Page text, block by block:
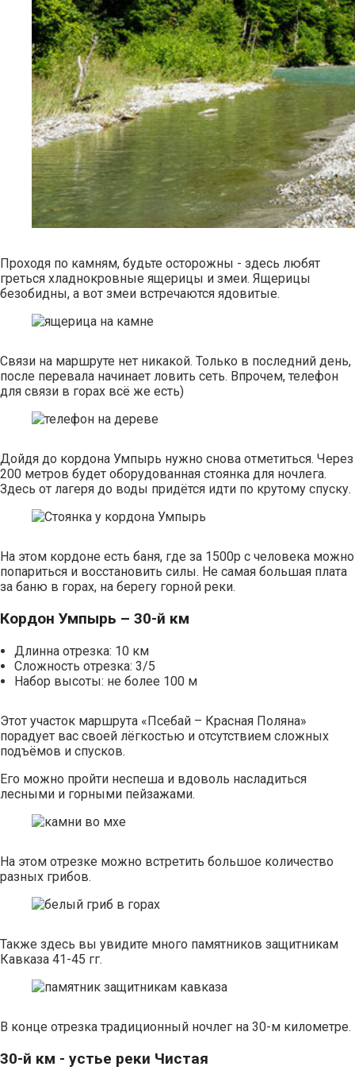
Проходя по камням, будьте осторожны - здесь любят
греться хладнокровные ящерицы и змеи. Ящерицы
безобидны, а вот змеи встречаются ядовитые.
Связи на маршруте нет никакой. Только в последний день,
после перевала начинает ловить сеть. Впрочем, телефон
для связи в горах всё же есть)
Дойдя до кордона Умпырь нужно снова отметиться. Через
200 метров будет оборудованная стоянка для ночлега.
Здесь от лагеря до воды придётся идти по крутому спуску.
На этом кордоне есть баня, где за 1500р с человека можно
попариться и восстановить силы. Не самая большая плата
за баню в горах, на берегу горной реки.
Кордон Умпырь – 30-й км
Длинна отрезка: 10 км
Сложность отрезка: 3/5
Набор высоты: не более 100 м
Этот участок маршрута «Псебай – Красная Поляна»
порадует вас своей лёгкостью и отсутствием сложных
подъёмов и спусков.
Его можно пройти неспеша и вдоволь насладиться
лесными и горными пейзажами.
На этом отрезке можно встретить большое количество
разных грибов.
Также здесь вы увидите много памятников защитникам
Кавказа 41-45 гг.
В конце отрезка традиционный ночлег на 30-м километре.
30-й км - устье реки Чистая